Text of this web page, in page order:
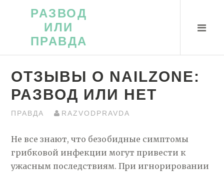
РАЗВОД
ИЛИ
ПРАВДА
ОТЗЫВЫ О NAILZONE:
РАЗВОД ИЛИ НЕТ
ПРАВДА RAZVODPRAVDA
Не все знают, что безобидные симптомы
грибковой инфекции могут привести к
ужасным последствиям. При игнорировании